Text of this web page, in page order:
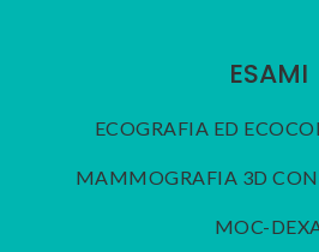
ESAMI
ECOGRAFIA ED
MAMMOGRAFIA 3D
MOC-